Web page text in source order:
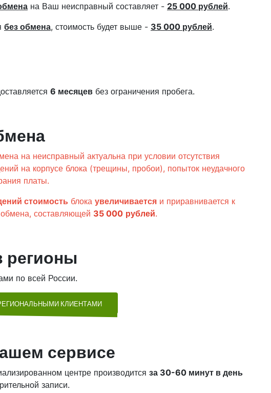
на Ваш неисправный составляет - 25 000 рублей.
без обмена, стоимость будет выше - 35 000 рублей.
6 месяцев без ограничения пробега.
на неисправный актуальна при условии отсутствия
на корпусе блока (трещины, пробои), попыток неудачного
платы.
стоимость блока увеличивается и приравнивается к
обмена, составляющей 35 000 рублей.
регионы
по всей России.
КЛИЕНТАМИ
сервисе
центре производится за 30-60 минут в день
записи.